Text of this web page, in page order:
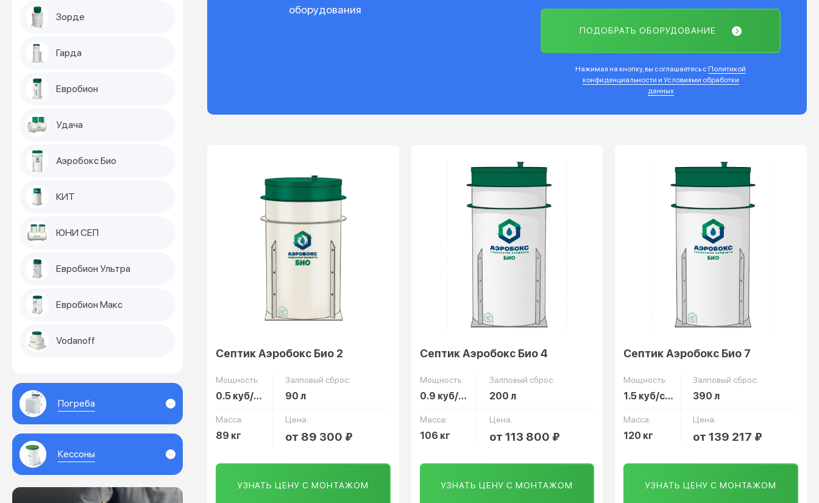
Зорде
Гарда
Евробион
Удача
Аэробокс Био
КИТ
ЮНИ СЕП
Евробион Ультра
Евробион Макс
Vodanoff
Погреба
Кессоны
оборудования
ПОДОБРАТЬ ОБОРУДОВАНИЕ
Нажимая на кнопку, вы соглашаетесь с Политикой
конфиденциальности и Условиями обработки
данных
Септик Аэробокс Био 2
Мощность:
0.5 куб/сут
Залповый сброс:
90 л
Масса:
89 кг
Цена:
от 89 300 ₽
УЗНАТЬ ЦЕНУ С МОНТАЖОМ
Септик Аэробокс Био 4
Мощность:
0.9 куб/сут
Залповый сброс:
200 л
Масса:
106 кг
Цена:
от 113 800 ₽
УЗНАТЬ ЦЕНУ С МОНТАЖОМ
Септик Аэробокс Био 7
Мощность:
1.5 куб/сут
Залповый сброс:
390 л
Масса:
120 кг
Цена:
от 139 217 ₽
УЗНАТЬ ЦЕНУ С МОНТАЖОМ